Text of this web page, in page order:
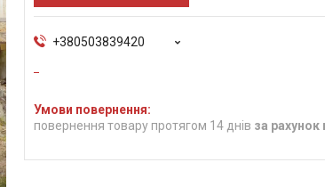
+380503839420
повернення товару протягом 14 днів за рахунок